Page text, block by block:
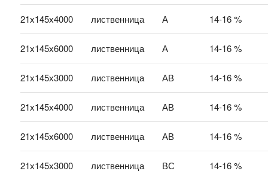
21х145х4000 лиственница А 14-16 %
21х145х6000 лиственница А 14-16 %
21х145х3000 лиственница АВ 14-16 %
21х145х4000 лиственница АВ 14-16 %
21х145х6000 лиственница АВ 14-16 %
21х145х3000 лиственница ВС 14-16 %